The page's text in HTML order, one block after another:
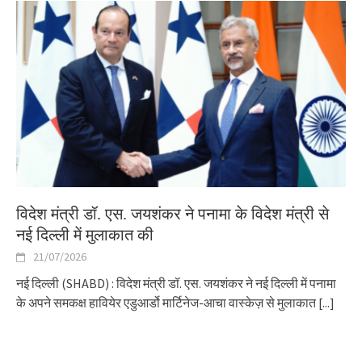
विदेश मंत्री डॉ. एस. जयशंकर ने पनामा के विदेश मंत्री से
नई दिल्ली में मुलाकात की
21/07/2026
नई दिल्ली (SHABD) : विदेश मंत्री डॉ. एस. जयशंकर ने नई दिल्ली में पनामा
के अपने समकक्ष हावियेर एडुआर्डो मार्टिनेज-आचा वास्केज़ से मुलाकात[...]